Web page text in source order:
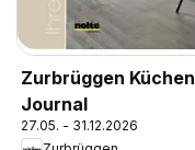
Zurbrüggen Küchen
Journal
27.05. - 31.12.2026